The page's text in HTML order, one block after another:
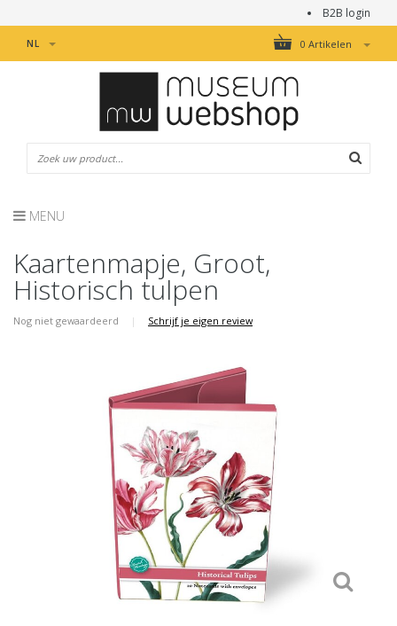
B2B login
0 Artikelen
NL
MENU
Kaartenmapje, Groot,
Historisch tulpen
Nog niet gewaardeerd | Schrijf je eigen review